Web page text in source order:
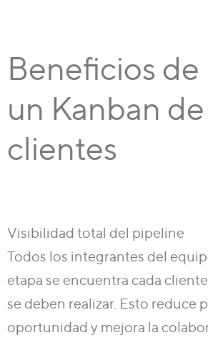
Beneficios
un Kanban de
clientes
Visibilidad total del pipeline
Todos los integrantes del
etapa se encuentra cada
se deben realizar. Esto reduce
oportunidad y mejora la